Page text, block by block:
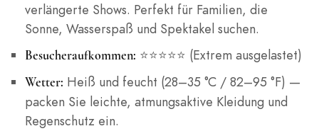
verlängerte Shows. Perfekt für Familien, die
Sonne, Wasserspaß und Spektakel suchen.
Besucheraufkommen: ⭐⭐⭐⭐⭐ (Extrem ausgelastet)
Wetter: Heiß und feucht (28–35 °C / 82–95 °F) —
packen Sie leichte, atmungsaktive Kleidung und
Regenschutz ein.